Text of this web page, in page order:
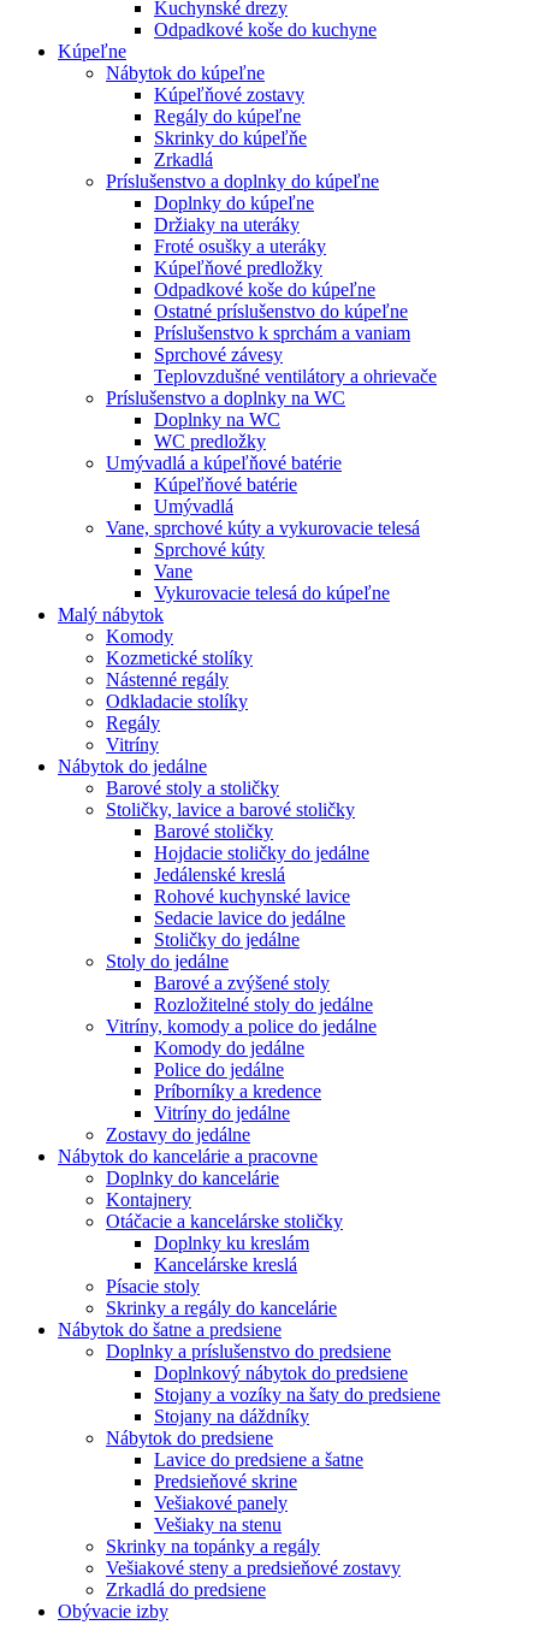
Kuchynské drezy
Odpadkové koše do kuchyne
Kúpeľne
Nábytok do kúpeľne
Kúpeľňové zostavy
Regály do kúpeľne
Skrinky do kúpeľňe
Zrkadlá
Príslušenstvo a doplnky do kúpeľne
Doplnky do kúpeľne
Držiaky na uteráky
Froté osušky a uteráky
Kúpeľňové predložky
Odpadkové koše do kúpeľne
Ostatné príslušenstvo do kúpeľne
Príslušenstvo k sprchám a vaniam
Sprchové závesy
Teplovzdušné ventilátory a ohrievače
Príslušenstvo a doplnky na WC
Doplnky na WC
WC predložky
Umývadlá a kúpeľňové batérie
Kúpeľňové batérie
Umývadlá
Vane, sprchové kúty a vykurovacie telesá
Sprchové kúty
Vane
Vykurovacie telesá do kúpeľne
Malý nábytok
Komody
Kozmetické stolíky
Nástenné regály
Odkladacie stolíky
Regály
Vitríny
Nábytok do jedálne
Barové stoly a stoličky
Stoličky, lavice a barové stoličky
Barové stoličky
Hojdacie stoličky do jedálne
Jedálenské kreslá
Rohové kuchynské lavice
Sedacie lavice do jedálne
Stoličky do jedálne
Stoly do jedálne
Barové a zvýšené stoly
Rozložitelné stoly do jedálne
Vitríny, komody a police do jedálne
Komody do jedálne
Police do jedálne
Príborníky a kredence
Vitríny do jedálne
Zostavy do jedálne
Nábytok do kancelárie a pracovne
Doplnky do kancelárie
Kontajnery
Otáčacie a kancelárske stoličky
Doplnky ku kreslám
Kancelárske kreslá
Písacie stoly
Skrinky a regály do kancelárie
Nábytok do šatne a predsiene
Doplnky a príslušenstvo do predsiene
Doplnkový nábytok do predsiene
Stojany a vozíky na šaty do predsiene
Stojany na dáždníky
Nábytok do predsiene
Lavice do predsiene a šatne
Predsieňové skrine
Vešiakové panely
Vešiaky na stenu
Skrinky na topánky a regály
Vešiakové steny a predsieňové zostavy
Zrkadlá do predsiene
Obývacie izby